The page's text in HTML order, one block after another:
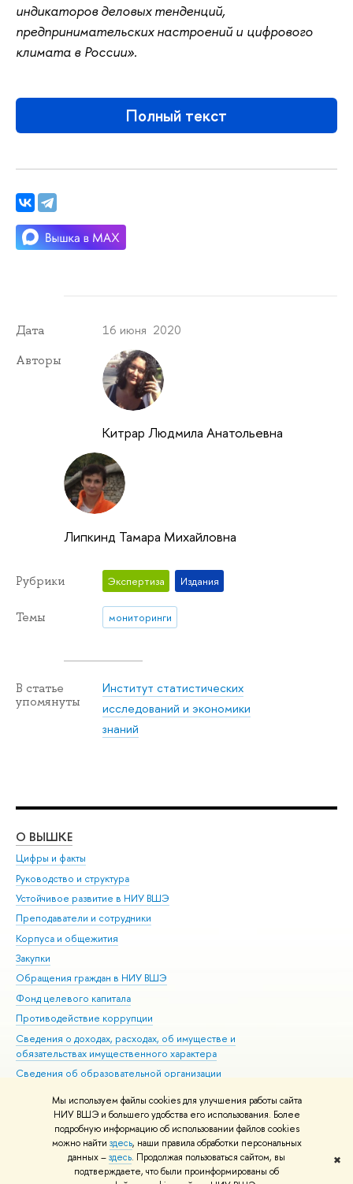
Мы используем файлы cookies для улучшения работы сайта
НИУ ВШЭ и большего удобства его использования. Более
подробную информацию об использовании файлов cookies
можно найти здесь, наши правила обработки персональных
данных –здесь. Продолжая пользоваться сайтом, вы
подтверждаете, что были проинформированы об
✖
индикаторов деловых тенденций,
предпринимательских настроений и цифрового
климата в России».
Полный текст
Дата 16 июня 2020
Авторы
Китрар Людмила Анатольевна
Липкинд Тамара Михайловна
Рубрики Экспертиза Издания
Темы мониторинги
В статье
упомянуты
Институт статистических
исследований и экономики
знаний
О ВЫШКЕ
Цифры и факты
Руководство и структура
Устойчивое развитие в НИУ ВШЭ
Преподаватели и сотрудники
Корпуса и общежития
Закупки
Обращения граждан в НИУ ВШЭ
Фонд целевого капитала
Противодействие коррупции
Сведения о доходах, расходах, об имуществе и
обязательствах имущественного характера
Сведения об образовательной организации
Людям с ограниченными возможностями здоровья
Единая платежная страница
Работа в Вышке